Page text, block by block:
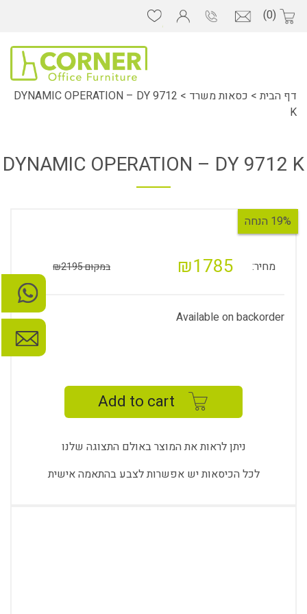
(0)
דף הבית > כסאות משרד >
DYNAMIC OPERATION – DY 9712
K
DYNAMIC OPERATION – DY 9712 K
19% הנחה
מחיר: ₪1785 במקום ₪2195
Available on backorder
Add to cart
ניתן לראות את המוצר באולם התצוגה שלנו
לכל הכיסאות יש אפשרות לצבע בהתאמה אישית